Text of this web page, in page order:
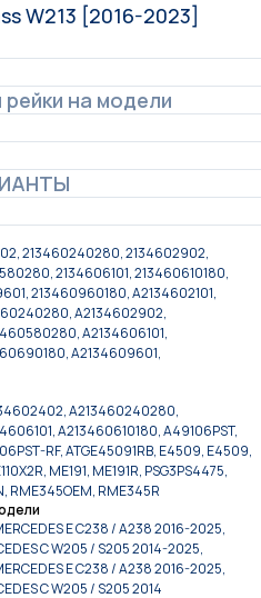
W213 [2016-2023]
на модели
213460240280, 2134602902,
2134606101, 213460610180,
213460960180, A2134602101,
A2134602902,
A2134606101,
A2134609601,
A213460240280,
A213460610180, A49106PST,
RF, ATGE45091RB, E4509, E4509,
ME191, ME191R, PSG3PS4475,
RME345OEM, RME345R
E C238 / A238 2016-2025,
C W205 / S205 2014-2025,
E C238 / A238 2016-2025,
C W205 / S205 2014